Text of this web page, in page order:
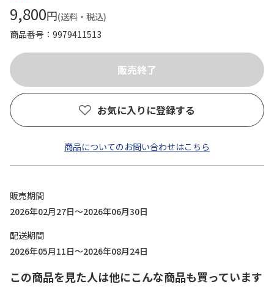
9,800円(送料・税込)
商品番号
9979411513
お気に入りに登録する
商品についてのお問い合わせはこちら
販売期間
2026年02月27日～2026年06月30日
配送期間
2026年05月11日～2026年08月24日
この商品を見た人は他にこんな商品も買っています